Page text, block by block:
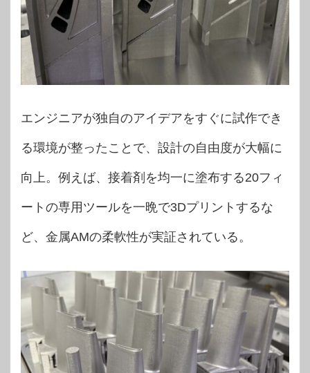
エンジニアが独自のアイデアをすぐに試作でき
る環境が整ったことで、設計の自由度が大幅に
向上。例えば、接着剤を均一に塗布する20フィ
ートの専用ツールを一晩で3Dプリントするな
ど、金属AMの柔軟性が実証されている。